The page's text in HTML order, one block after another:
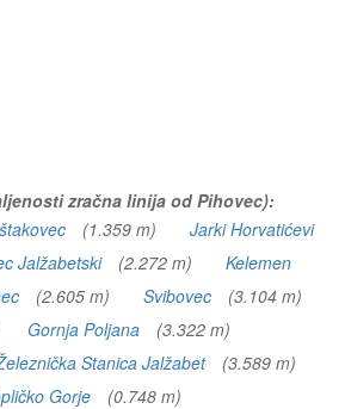
zračna linija od Pihovec):
(1.359 m)
Jarki Horvatićevi
Jalžabetski (2.272 m)
Kelemen
(2.605 m) Svibovec
(3.104 m)
Gornja Poljana
(3.322 m)
Stanica Jalžabet
(3.589 m)
Gorje (0.748 m)